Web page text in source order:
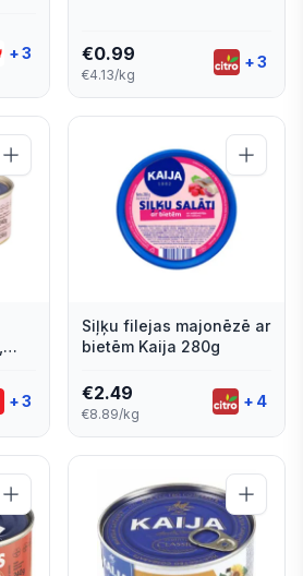
+3 €0.99
€4.13/kg
+3
+3
Siļķu filejas majonēzē ar
bietēm Kaija 280g
€2.49
€8.89/kg
+ 4